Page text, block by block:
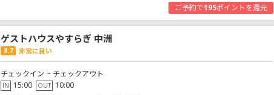
ご予約で195ポイントを還元
ゲストハウスやすらぎ 中洲
8.7 非常に良い
チェックイン ~ チェックアウト
IN 15:00 OUT 10:00